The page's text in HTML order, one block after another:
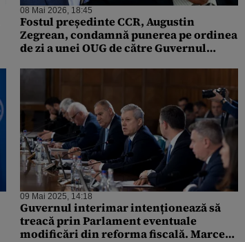
08 Mai 2026, 18:45
Fostul președinte CCR, Augustin
Zegrean, condamnă punerea pe ordinea
de zi a unei OUG de către Guvernul
09 Mai 2025, 14:18
Guvernul interimar intenționează să
treacă prin Parlament eventuale
modificări din reforma fiscală. Marcel